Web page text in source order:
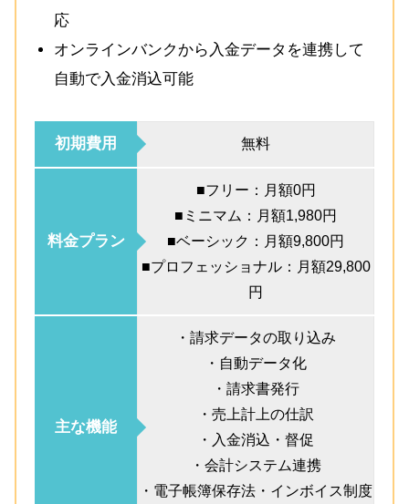
応
オンラインバンクから入金データを連携して
自動で入金消込可能
初期費用 無料
料金プラン
■フリー：月額0円
■ミニマム：月額1,980円
■ベーシック：月額9,800円
■プロフェッショナル：月額29,800
円
主な機能
・請求データの取り込み
・自動データ化
・請求書発行
・売上計上の仕訳
・入金消込・督促
・会計システム連携
・電子帳簿保存法・インボイス制度